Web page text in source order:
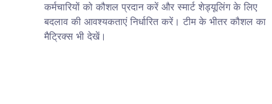
कर्मचारियों को कौशल प्रदान करें और स्मार्ट शेड्यूलिंग के लिए
बदलाव की आवश्यकताएं निर्धारित करें। टीम के भीतर कौशल का
मैट्रिक्स भी देखें।